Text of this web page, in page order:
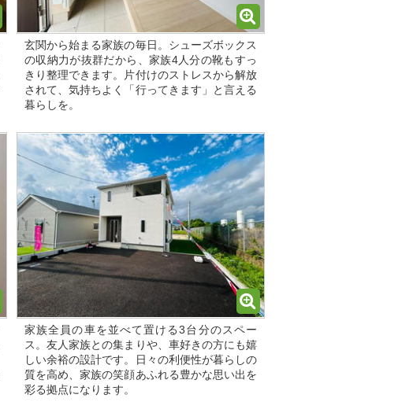
玄関から始まる家族の毎日。シューズボックス
の収納力が抜群だから、家族4人分の靴もすっ
きり整理できます。片付けのストレスから解放
されて、気持ちよく「行ってきます」と言える
暮らしを。
家族全員の車を並べて置ける3台分のスペー
ス。友人家族との集まりや、車好きの方にも嬉
しい余裕の設計です。日々の利便性が暮らしの
質を高め、家族の笑顔あふれる豊かな思い出を
彩る拠点になります。